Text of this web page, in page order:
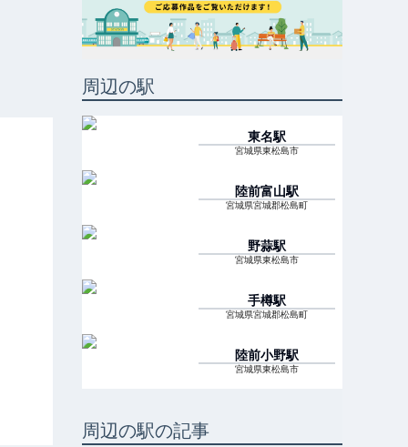
周辺の駅
東名駅
宮城県東松島市
陸前富山駅
宮城県宮城郡松島町
野蒜駅
宮城県東松島市
手樽駅
宮城県宮城郡松島町
陸前小野駅
宮城県東松島市
周辺の駅の記事